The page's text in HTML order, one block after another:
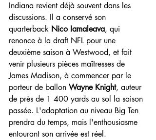
Indiana revient déjà souvent dans les
discussions. Il a conservé son
quarterback Nico Iamaleava, qui
renonce à la draft NFL pour une
deuxième saison à Westwood, et fait
venir plusieurs pièces maîtresses de
James Madison, à commencer par le
porteur de ballon Wayne Knight, auteur
de près de 1 400 yards au sol la saison
passée. L'adaptation au niveau Big Ten
prendra du temps, mais l'enthousiasme
entourant son arrivée est réel.